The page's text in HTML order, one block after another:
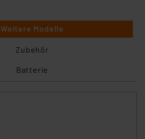
Weitere Modelle
Zubehör
Batterie